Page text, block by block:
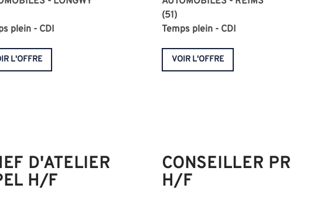
plein - CDI
L'OFFRE
(51)
Temps plein - CDI
VOIR L'OFFRE
D'ATELIER
H/F
CONSEILLER PR
H/F